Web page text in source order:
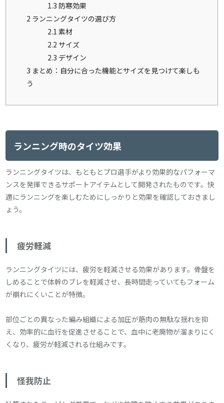
1.3 防寒効果
2 ランニングタイツの選び方
2.1 素材
2.2 サイズ
2.3 デザイン
3 まとめ：自分に合った機能とサイズを見つけて楽しも
う
ランニング時のタイツ効果
ランニングタイツは、もともとプロ選手がより効果的なパフォーマ
ンスを発揮できるサポートアイテムとして開発されたものです。快
適にランニングを楽しむためにしっかりと効果を確認しておきまし
ょう。
疲労軽減
ランニングタイツには、疲労を軽減させる効果があります。骨盤を
しめることで体幹のブレを軽減させ、長時間走っていてもフォーム
が崩れにくいことが特徴。
部位ごとの異なった編み組織による加圧が筋肉の無駄な揺れを抑
え、効率的に血行を促進させることで、血中に老廃物が溜まりにく
くなり、疲労が軽減される仕組みです。
怪我防止